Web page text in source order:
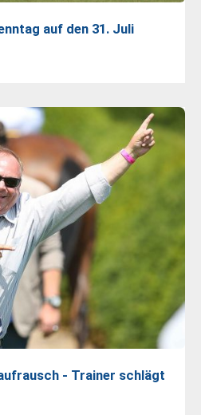
auf den 31. Juli
- Trainer schlägt